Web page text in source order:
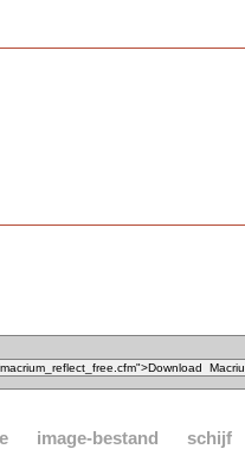
image-bestand schijf